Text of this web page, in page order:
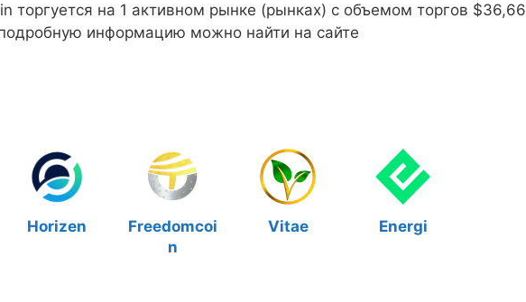
торгуется на 1 активном рынке (рынках) с объемом торгов $36,66
информацию можно найти на сайте
Horizen
Freedomcoi
n
Vitae Energi